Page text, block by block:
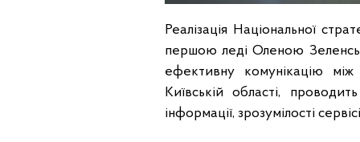
Реалізація Національної
першою леді Оленою
ефективну комунікацію
Київській області,
інформації, зрозумілості